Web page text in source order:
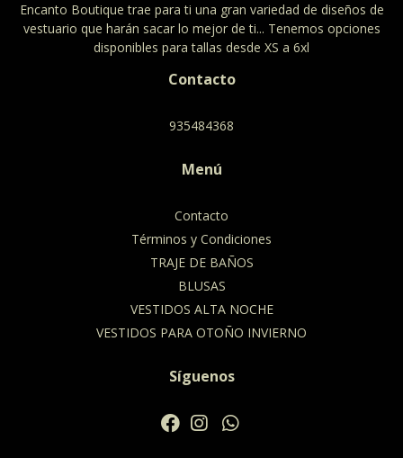
Encanto Boutique trae para ti una gran variedad de diseños de
vestuario que harán sacar lo mejor de ti... Tenemos opciones
disponibles para tallas desde XS a 6xl
Contacto
935484368
Menú
Contacto
Términos y Condiciones
TRAJE DE BAÑOS
BLUSAS
VESTIDOS ALTA NOCHE
VESTIDOS PARA OTOÑO INVIERNO
Síguenos